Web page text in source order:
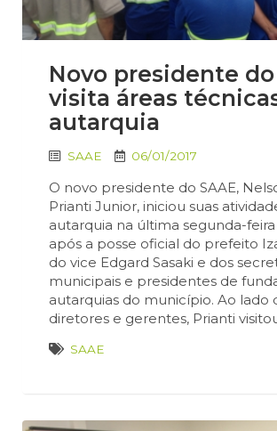
Novo presidente do
visita áreas
autarquia
SAAE 06/01/2017
O novo presidente do SAAE,
Prianti Junior, iniciou suas
autarquia na última segunda-feira
após a posse oficial do prefeito
do vice Edgard Sasaki e dos
municipais e presidentes de
autarquias do município. Ao lado
diretores e gerentes, Prianti
SAAE